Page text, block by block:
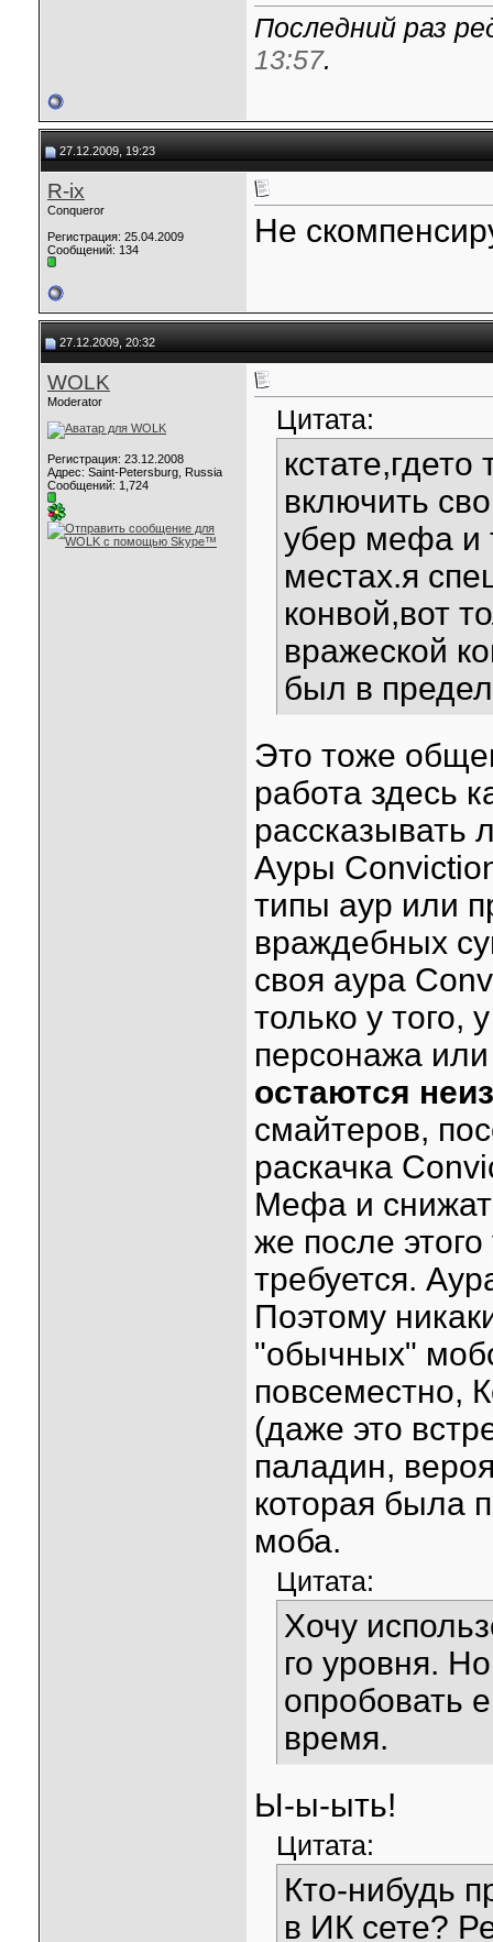
Последний раз
13:57.
27.12.2009, 19:23
R-ix
Conqueror
Регистрация: 25.04.2009
Сообщений: 134
Не
27.12.2009, 20:32
WOLK
Moderator
Регистрация: 23.12.2008
Адрес: Saint-Petersburg, Russia
Сообщений: 1,724
Цитата:
включить
убер мефа и
местах.я
конвой,вот
вражеской
был в
Это тоже
работа здесь
Ауры
типы аур или
враждебных
своя аура
только у того,
персонажа
остаются
смайтеров,
раскачка
Мефа и
же после
требуется.
Поэтому
"обычных"
повсеместно,
(даже это
паладин,
которая была
моба.
Цитата:
Хочу
го уровня.
опробовать
время.
Ы-ы-ыть!
Цитата:
Кто-нибудь
в ИК сете?